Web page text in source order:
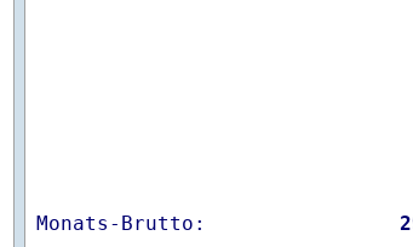
Monats-Brutto: